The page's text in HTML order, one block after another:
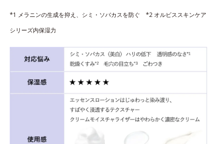
*1 メラニンの生成を抑え、シミ・ソバカスを防ぐ *2 オルビススキンケア
シリーズ内保湿力